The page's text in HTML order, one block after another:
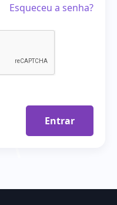
Esqueceu a senha?